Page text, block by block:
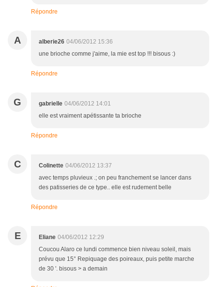
Répondre
A alberie26 04/06/2012 15:36
une brioche comme j'aime, la mie est top !!! bisous :)
Répondre
G gabrielle 04/06/2012 14:01
elle est vraiment apétissante ta brioche
Répondre
C Colinette 04/06/2012 13:37
avec temps pluvieux .; on peu franchement se lancer dans
des patisseries de ce type.. elle est rudement belle
Répondre
E Eliane 04/06/2012 12:29
Coucou Alaro ce lundi commence bien niveau soleil, mais
prévu que 15° Repiquage des poireaux, puis petite marche
de 30 '. bisous > a demain